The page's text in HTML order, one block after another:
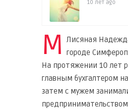
10 лет ago
М
Лисяная
городе
На протяжении 10 лет
главным бухгалтером
затем с мужем